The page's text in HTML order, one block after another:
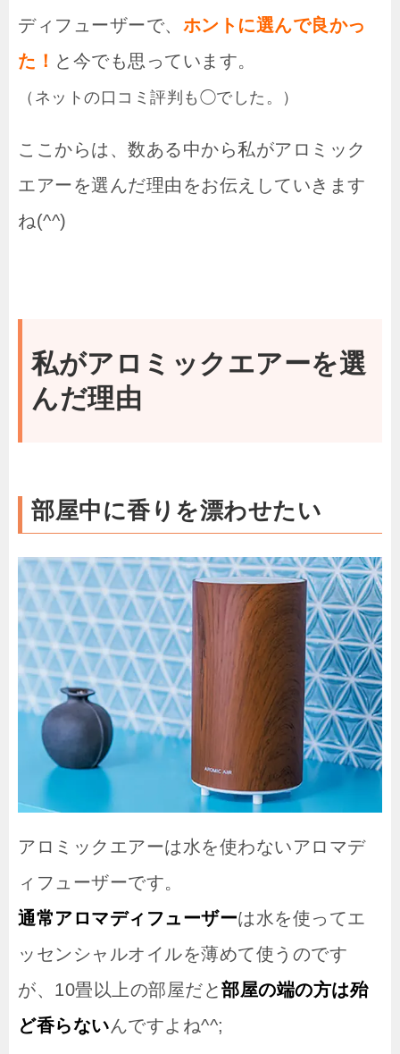
ディフューザーで、 ホントに選んで良かっ
た！ と今でも思っています。
（ネットの口コミ評判も◯でした。）
ここからは、数ある中から私がアロミック
エアーを選んだ理由をお伝えしていきます
ね(^^)
私がアロミックエアーを選
んだ理由
部屋中に香りを漂わせたい
アロミックエアーは水を使わないアロマデ
ィフューザーです。
通常アロマディフューザーは水を使ってエ
ッセンシャルオイルを薄めて使うのです
が、10畳以上の部屋だと部屋の端の方は殆
ど香らないんですよね^^;